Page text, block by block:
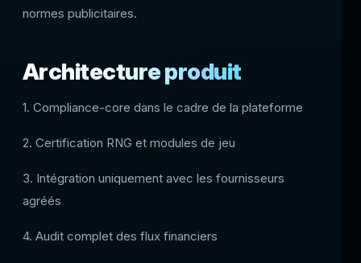
normes publicitaires.
Architecture produit
1. Compliance-core dans le cadre de la plateforme
2. Certification RNG et modules de jeu
3. Intégration uniquement avec les fournisseurs
agréés
4. Audit complet des flux financiers